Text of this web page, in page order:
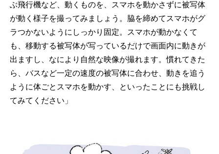
ぶ飛行機など、動くものを、スマホを動かさずに被写体
が動く様子を撮ってみましょう。脇を締めてスマホがグ
ラつかないようにしっかり固定。スマホが動かなくて
も、移動する被写体が写っているだけで画面内に動きが
出ますし、なにより自然な映像が撮れます。慣れてきた
ら、バスなど一定の速度の被写体に合わせ、動きを追う
ように体ごとスマホを動かす、といったことにも挑戦し
てみてください」